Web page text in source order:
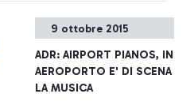
con il Comune di Ciampino
9 ottobre 2015
ADR: AIRPORT PIANOS, IN
AEROPORTO E' DI SCENA
LA MUSICA